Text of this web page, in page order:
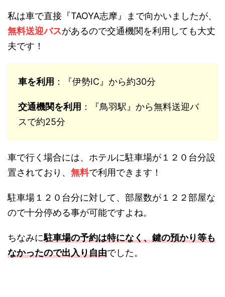
私は車で直接『TAOYA志摩』まで向かいましたが、
無料送迎バスがあるので交通機関を利用しても大丈
夫です！
車を利用 ：『伊勢IC』から約30分
交通機関を利用 ：『鳥羽駅』から無料送迎バ
スで約25分
車で行く場合には、ホテルに駐車場が１２０台分設
置されており、 無料で利用できます！
駐車場１２０台分に対して、部屋数が１２２部屋な
ので十分停める事が可能ですよね。
ちなみに駐車場の予約は特になく、鍵の預かり等も
なかったので出入り自由でした。